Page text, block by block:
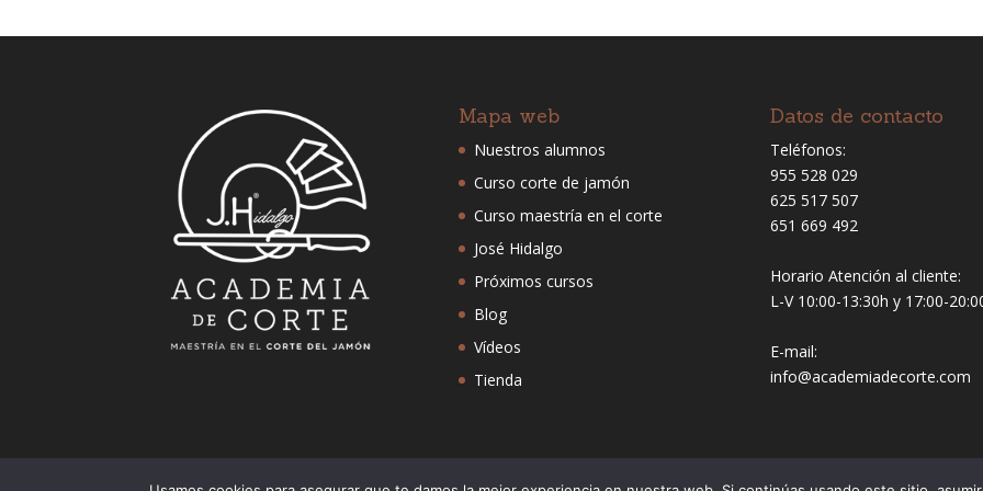
Mapa web
Nuestros alumnos
Curso corte de jamón
Curso maestría en el corte
José Hidalgo
Próximos cursos
Blog
Vídeos
Tienda
Datos de contacto
Teléfonos:
955 528 029
625 517 507
651 669 492
Horario Atención al cliente:
L-V 10:00-13:30h y 17:00-
E-mail:
info@academiadecorte.com